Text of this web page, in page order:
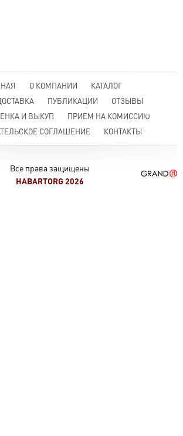
О КОМПАНИИ
КАТАЛОГ
ПУБЛИКАЦИИ
ОТЗЫВЫ
И ВЫКУП
ПРИЕМ НА КОМИССИЮ
СОГЛАШЕНИЕ
КОНТАКТЫ
Все права защищены
HABARTORG 2026